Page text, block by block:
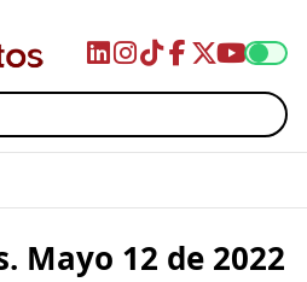
Mayo 12 de 2022